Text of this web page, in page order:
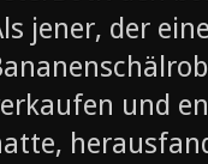
jener, der
und